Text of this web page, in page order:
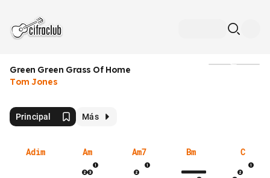
Green Green Grass Of Home
Tom Jones
Principal Más
Adim Am Am7 Bm C